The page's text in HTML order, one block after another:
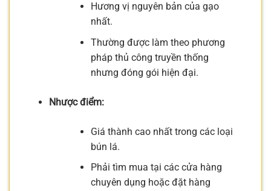
Hương vị nguyên bản của gạo
nhất.
Thường được làm theo phương
pháp thủ công truyền thống
nhưng đóng gói hiện đại.
Nhược điểm:
Giá thành cao nhất trong các loại
bún lá.
Phải tìm mua tại các cửa hàng
chuyên dụng hoặc đặt hàng